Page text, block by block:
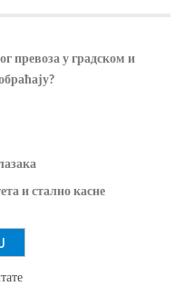
превоза у градском и
и стално касне